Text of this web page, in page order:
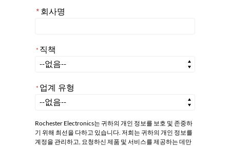
*회사명
* 직책
직책
* 업계 유형
업계 유형
Rochester Electronics는 귀하의 개인 정보를 보호 및 존중하
기 위해 최선을 다하고 있습니다. 저희는 귀하의 개인 정보를
계정을 관리하고, 요청하신 제품 및 서비스를 제공하는 데만